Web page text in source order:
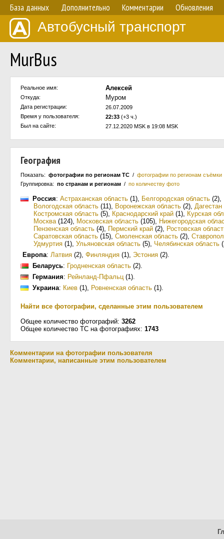
База данных Дополнительно Комментарии Обновления
Автобусный транспорт
MurBus
Реальное имя: Алексей
Откуда: Муром
Дата регистрации:
26.07.2009
Время у пользователя:
22:33 (+3 ч.)
Был на сайте:
27.12.2020 MSK в 19:08 MSK
География
Показать: фотографии по регионам ТС / фотографии по регионам съёмки
Группировка: по странам и регионам / по количеству фото
Россия: Астраханская область (1), Белгородская область (2),
Вологодская область (11), Воронежская область (2), Дагестан
Костромская область (5), Краснодарский край (1), Курская
Москва(124), Московская область (105), Нижегородская
Пензенская область (4), Пермский край (2), Ростовская
Саратовская область (15), Смоленская область (2),
Удмуртия (1), Ульяновская область (5), Челябинская область
Европа: Латвия (2), Финляндия (1), Эстония (2).
Беларусь: Гродненская область (2).
Германия: Рейнланд-Пфальц(1).
Украина: Киев (1), Ровненская область (1).
Найти все фотографии, сделанные этим пользователем
Общее количество фотографий: 3262
Общее количество ТС на фотографиях: 1743
Комментарии на фотографии пользователя
Комментарии, написанные этим пользователем